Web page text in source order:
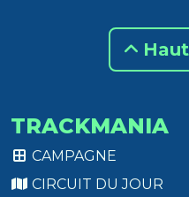
TRACKMANIA
CAMPAGNE
CIRCUIT DU JOUR